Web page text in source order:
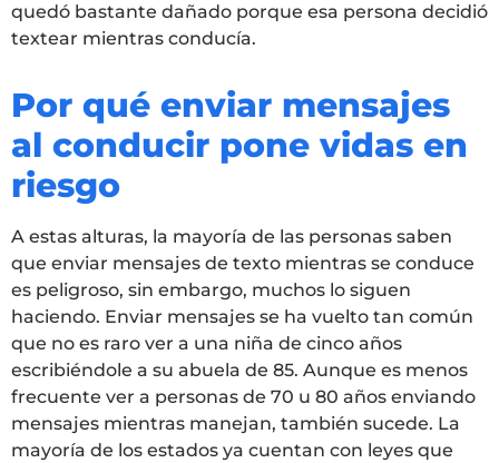
quedó bastante dañado porque esa persona decidió
textear mientras conducía.
Por qué enviar mensajes
al conducir pone vidas en
riesgo
A estas alturas, la mayoría de las personas saben
que enviar mensajes de texto mientras se conduce
es peligroso, sin embargo, muchos lo siguen
haciendo. Enviar mensajes se ha vuelto tan común
que no es raro ver a una niña de cinco años
escribiéndole a su abuela de 85. Aunque es menos
frecuente ver a personas de 70 u 80 años enviando
mensajes mientras manejan, también sucede. La
mayoría de los estados ya cuentan con leyes que